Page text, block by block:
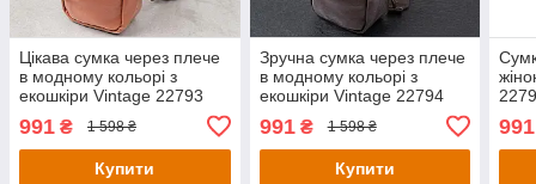
Цікава сумка через плече
в модному кольорі з
екошкіри Vintage 22793
991 ₴ 1 598 ₴
Купити
Зручна сумка через плече
в модному кольорі з
екошкіри Vintage 22794
991₴ 1 598 ₴
Купити
991